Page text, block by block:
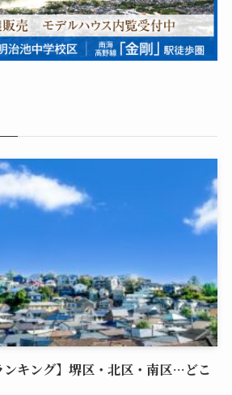
ンキング】堺区・北区・南区…どこ